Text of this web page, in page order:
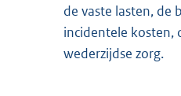
de vaste lasten, de
incidentele kosten,
wederzijdse zorg.